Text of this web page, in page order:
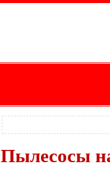
Пылесосы